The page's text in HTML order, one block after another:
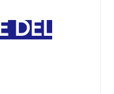
DEL